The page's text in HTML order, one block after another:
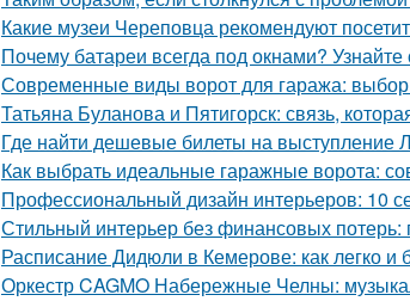
Какие музеи Череповца рекомендуют
Почему батареи всегда под окнами? Узнайте
Современные виды ворот для гаража: выбор
Татьяна Буланова и Пятигорск: связь,
Где найти дешевые билеты на выступление
Как выбрать идеальные гаражные ворота:
Профессиональный дизайн интерьеров: 10
Стильный интерьер без финансовых потерь:
Расписание Дидюли в Кемерове: как легко и
Оркестр CAGMO Набережные Челны: